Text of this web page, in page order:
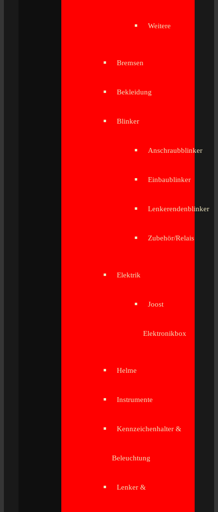
Weitere
Bremsen
Bekleidung
Blinker
Anschraubblinker
Einbaublinker
Lenkerendenblinker
Zubehör/Relais
Elektrik
Joost
Elektronikbox
Helme
Instrumente
Kennzeichenhalter &
Beleuchtung
Lenker &